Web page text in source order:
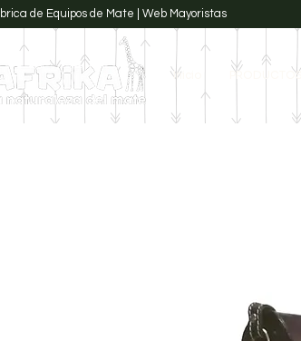
de Equipos de Mate | Web Mayoristas
Inicio PRODUCTOS